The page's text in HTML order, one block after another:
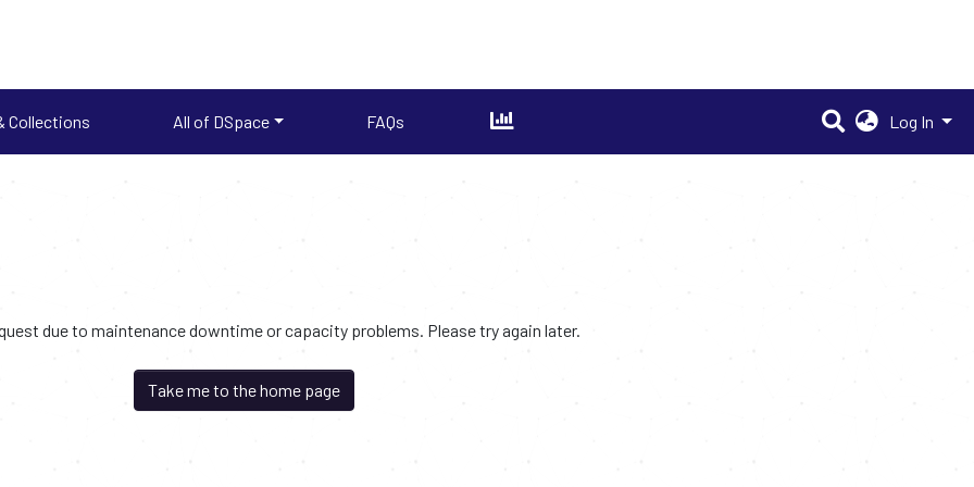
Collections All of DSpace FAQs Log In
due to maintenance downtime or capacity problems. Please try again later.
Take me to the home page